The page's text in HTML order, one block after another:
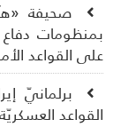
صحيفة
دفاع جويّ
القواعد
برلمانيّ
العسكريّة